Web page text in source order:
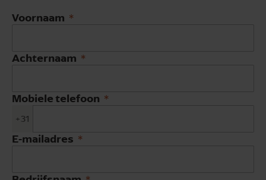
Voornaam
Achternaam
Mobiele telefoon
+31
E-mailadres